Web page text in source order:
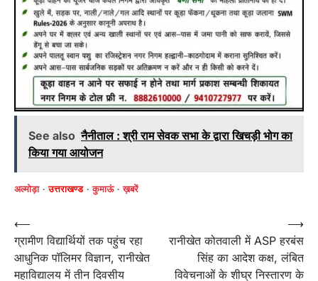
See also नैनीताल : श्री राम सेवक सभा के द्वारा खिचड़ी भोग का
किया गया आयोजन
अल्मोड़ा उत्तराखण्ड कुमाऊं ख़बरें
Post
navigation
⟵
ग्रामीण विद्यार्थियों तक पहुंच रहा
आधुनिक पॉलिमर विज्ञान, रानीखेत
महाविद्यालय में तीन दिवसीय
रानीखेत कोतवाली में ASP हरबंस
सिंह का आदेश कक्ष, लंबित
विवेचनाओं के शीघ्र निस्तारण के
⟶